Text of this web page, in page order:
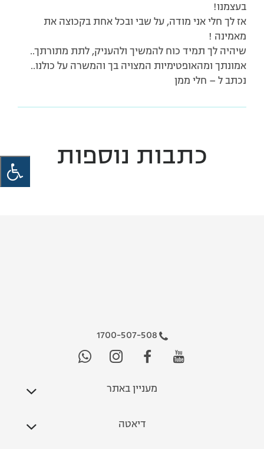
בעצמנו!
אז לך חלי אני מודה, על שבי ובכל אחת בקכוצה את
מאמינה !
שיהיה לך תמיד כוח להמשיך ולהעניק, לתת מתורתך..
אמונתך ומהאופטימיות המצויה בך והמשרה על כולנו..
נכתב ל – חלי ממן
כתבות נוספות
1700-507-508
מעניין באתר
דיאטה